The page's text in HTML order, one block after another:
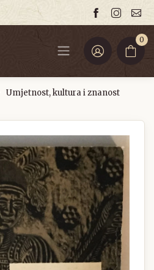
0
Umjetnost, kultura i znanost